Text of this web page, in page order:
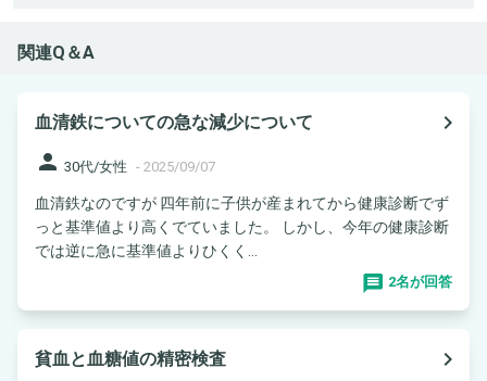
関連Q＆A
血清鉄についての急な減少について
navigate_next
person 30代/女性 - 2025/09/07
血清鉄なのですが 四年前に子供が産まれてから健康診断でず
っと基準値より高くでていました。 しかし、今年の健康診断
では逆に急に基準値よりひくく...
2名が回答
貧血と血糖値の精密検査 navigate_next